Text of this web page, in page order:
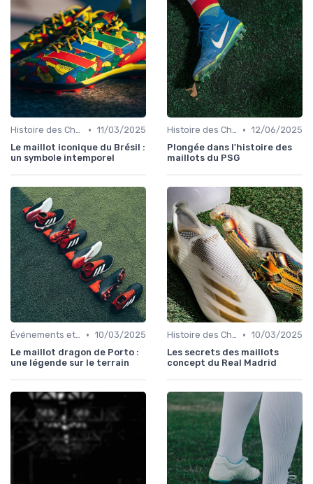
Histoire des Chaussures de Football • 11/03/2025
Le maillot iconique du Brésil :
un symbole intemporel
Histoire des Chaussures de Football • 12/06/2025
Plongée dans l'histoire des
maillots du PSG
Événements et Tournois • 10/03/2025
Le maillot dragon de Porto :
une légende sur le terrain
Histoire des Chaussures de Football • 10/03/2025
Les secrets des maillots
concept du Real Madrid